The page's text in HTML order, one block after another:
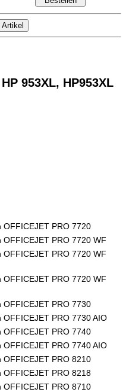
953XL, HP953XL
OFFICEJET PRO 7720
OFFICEJET PRO 7720 WF
OFFICEJET PRO 7720 WF
OFFICEJET PRO 7720 WF
OFFICEJET PRO 7730
OFFICEJET PRO 7730 AIO
OFFICEJET PRO 7740
OFFICEJET PRO 7740 AIO
OFFICEJET PRO 8210
OFFICEJET PRO 8218
OFFICEJET PRO 8710